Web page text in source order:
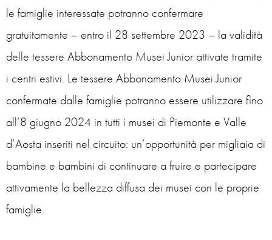
le famiglie interessate potranno confermare
gratuitamente – entro il 28 settembre 2023 – la validità
delle tessere Abbonamento Musei Junior attivate tramite
i centri estivi. Le tessere Abbonamento Musei Junior
confermate dalle famiglie potranno essere utilizzare fino
all’8 giugno 2024 in tutti i musei di Piemonte e Valle
d’Aosta inseriti nel circuito: un’opportunità per migliaia di
bambine e bambini di continuare a fruire e partecipare
attivamente la bellezza diffusa dei musei con le proprie
famiglie.